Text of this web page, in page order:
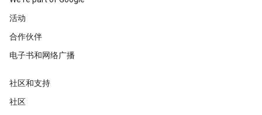
活动
合作伙伴
电子书和网络广播
社区和支持
社区